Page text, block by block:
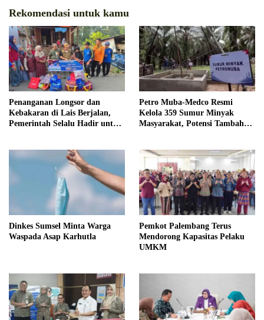
Rekomendasi untuk kamu
Penanganan Longsor dan
Kebakaran di Lais Berjalan,
Pemerintah Selalu Hadir untuk
Petro Muba-Medco Resmi
Kelola 359 Sumur Minyak
Masyarakat, Potensi Tambah
Dinkes Sumsel Minta Warga
Waspada Asap Karhutla
Pemkot Palembang Terus
Mendorong Kapasitas Pelaku
UMKM